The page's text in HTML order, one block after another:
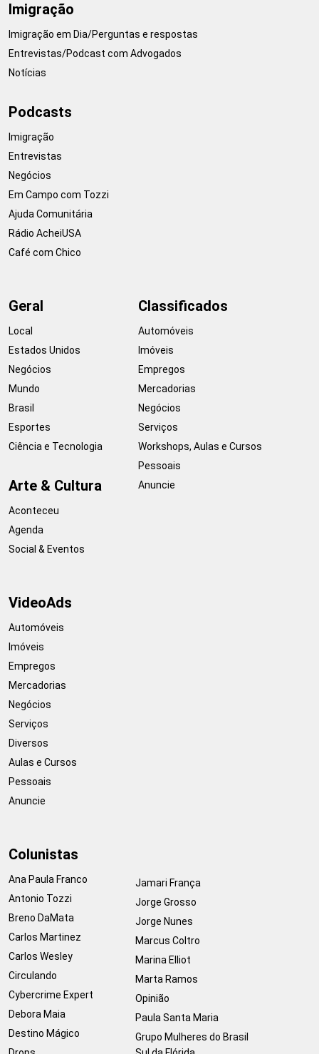
Imigração
Imigração em Dia/Perguntas e respostas
Entrevistas/Podcast com Advogados
Notícias
Podcasts
Imigração
Entrevistas
Negócios
Em Campo com Tozzi
Ajuda Comunitária
Rádio AcheiUSA
Café com Chico
Geral
Local
Estados Unidos
Negócios
Mundo
Brasil
Esportes
Ciência e Tecnologia
Arte & Cultura
Aconteceu
Agenda
Social & Eventos
Classificados
Automóveis
Imóveis
Empregos
Mercadorias
Negócios
Serviços
Workshops, Aulas e Cursos
Pessoais
Anuncie
VideoAds
Automóveis
Imóveis
Empregos
Mercadorias
Negócios
Serviços
Diversos
Aulas e Cursos
Pessoais
Anuncie
Colunistas
Ana Paula Franco
Antonio Tozzi
Breno DaMata
Carlos Martinez
Carlos Wesley
Circulando
Cybercrime Expert
Debora Maia
Destino Mágico
Jamari França
Jorge Grosso
Jorge Nunes
Marcus Coltro
Marina Elliot
Marta Ramos
Opinião
Paula Santa Maria
Grupo Mulheres do Brasil